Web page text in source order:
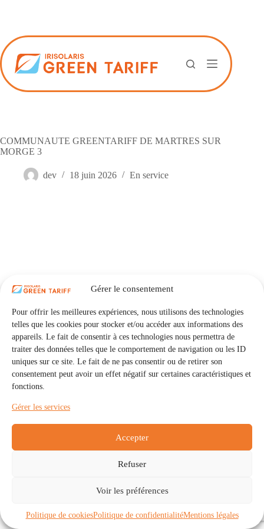
Gérer le consentement
Pour offrir les meilleures expériences, nous utilisons des technologies
telles que les cookies pour stocker et/ou accéder aux informations des
appareils. Le fait de consentir à ces technologies nous permettra de
traiter des données telles que le comportement de navigation ou les ID
uniques sur ce site. Le fait de ne pas consentir ou de retirer son
consentement peut avoir un effet négatif sur certaines caractéristiques et
fonctions.
Gérer les services
Accepter
Refuser
Voir les préférences
Politique de cookiesPolitique de confidentialitéMentions légales
COMMUNAUTE GREENTARIFF DE MARTRES SUR
MORGE 3
dev 18 juin 2026 En service
Communautés
À propos
Politique de cookies (UE)